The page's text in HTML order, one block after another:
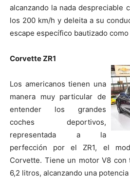
alcanzando la nada despreciable
los 200 km/h y deleita a su
escape específico bautizado
Corvette ZR1
Los americanos tienen una
manera muy particular de
entender los grandes
coches deportivos,
representada a la
perfección por el ZR1, el
Corvette. Tiene un motor V8
6,2 litros, alcanzando una